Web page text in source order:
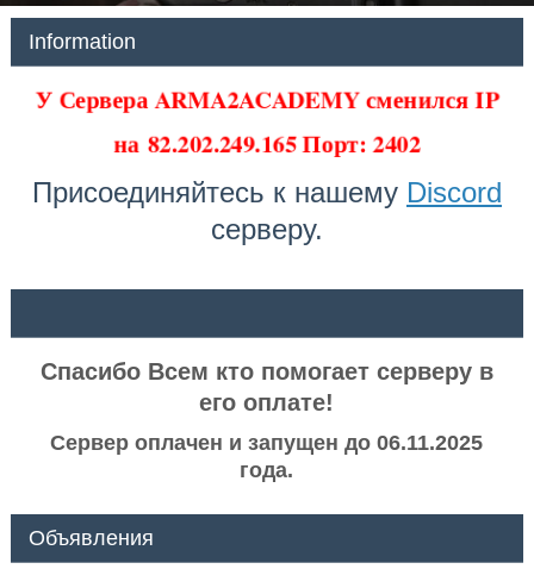
Information
У Сервера ARMA2ACADEMY сменился IP
на 82.202.249.165 Порт: 2402
Присоединяйтесь к нашему Discord
серверу.
Спасибо Всем кто помогает серверу в
его оплате!
Сервер оплачен и запущен до 06.11.2025
года.
Объявления